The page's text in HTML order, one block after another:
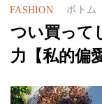
FASHION ボトム
つい買って
力【私的偏